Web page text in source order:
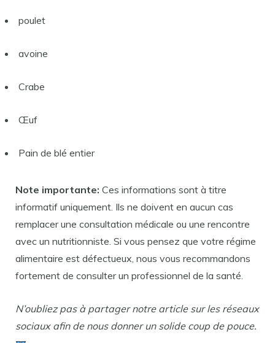
poulet
avoine
Crabe
Œuf
Pain de blé entier
Note importante: Ces informations sont à titre
informatif uniquement. Ils ne doivent en aucun cas
remplacer une consultation médicale ou une rencontre
avec un nutritionniste. Si vous pensez que votre régime
alimentaire est défectueux, nous vous recommandons
fortement de consulter un professionnel de la santé.
N’oubliez pas à partager notre article sur les réseaux
sociaux afin de nous donner un solide coup de pouce.